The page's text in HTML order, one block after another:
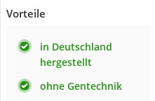
Vorteile
in Deutschland
hergestellt
ohne Gentechnik